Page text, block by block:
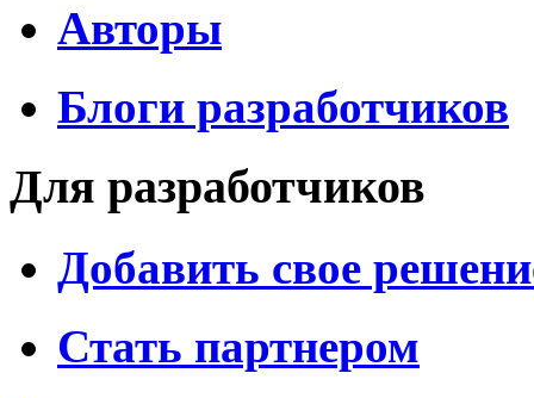
Авторы
Блоги разработчиков
Для разработчиков
Добавить свое
Стать партнером